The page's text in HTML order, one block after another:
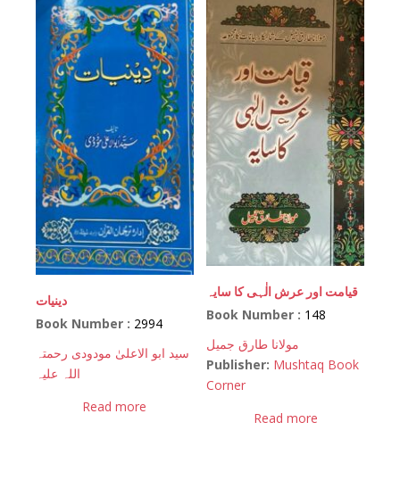
دینیات
Book Number : 2994
سید ابو الاعلیٰ مودودی رحمتہ
اللہ علیہ
Read more
قیامت اور عرش الٰہی کا سایہ
Book Number : 148
مولانا طارق جمیل
Publisher: Mushtaq Book
Corner
Read more